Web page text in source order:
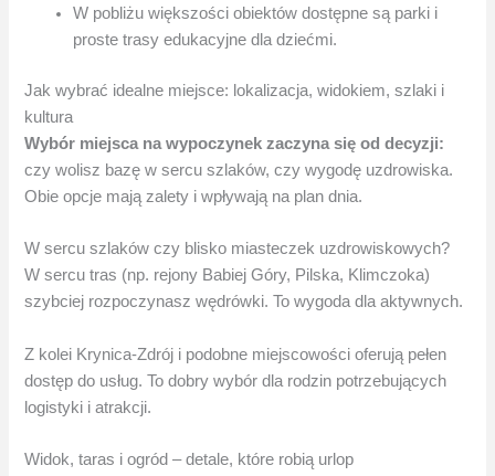
W pobliżu większości obiektów dostępne są parki i
proste trasy edukacyjne dla dziećmi.
Jak wybrać idealne miejsce: lokalizacja, widokiem, szlaki i
kultura
Wybór miejsca na wypoczynek zaczyna się od decyzji:
czy wolisz bazę w sercu szlaków, czy wygodę uzdrowiska.
Obie opcje mają zalety i wpływają na plan dnia.
W sercu szlaków czy blisko miasteczek uzdrowiskowych?
W sercu tras (np. rejony Babiej Góry, Pilska, Klimczoka)
szybciej rozpoczynasz wędrówki. To wygoda dla aktywnych.
Z kolei Krynica‑Zdrój i podobne miejscowości oferują pełen
dostęp do usług. To dobry wybór dla rodzin potrzebujących
logistyki i atrakcji.
Widok, taras i ogród – detale, które robią urlop